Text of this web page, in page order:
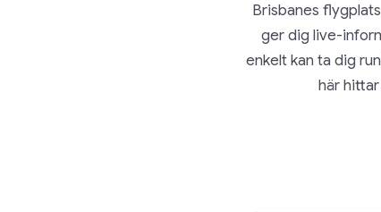
Brisbanes
ger dig live-
enkelt kan ta dig
här